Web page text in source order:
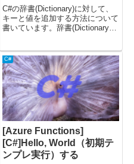
C#の辞書(Dictionary)に対して、
キーと値を追加する方法について
書いています。辞書(Dictionary)
メソッドを使うことができま
す。・Addメソッド・TryAddメ
ソ...
C#
[Azure Functions]
[C#]Hello, World（初期テ
ンプレ実行）する